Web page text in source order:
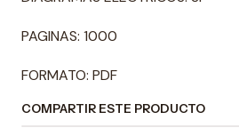
PAGINAS: 1000
FORMATO: PDF
COMPARTIR ESTE PRODUCTO